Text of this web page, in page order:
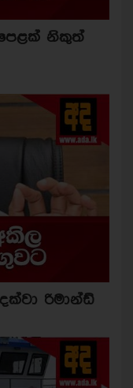
නිකුත්
රිමාන්ඩ්